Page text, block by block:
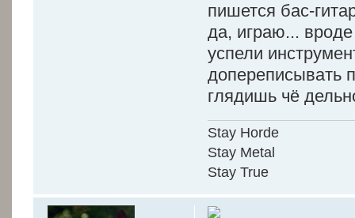
пишется бас-
да, играю... вроде
успели
допереписывать
глядишь чё
Stay Horde
Stay Metal
Stay True